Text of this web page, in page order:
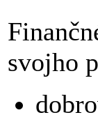
svojho